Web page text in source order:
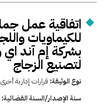
اتفاقية عمل
للكيماويات
بشركة إم آند
لتصنيع الزجاج
نوع الوثيقة: قرارات إدارية أخرى
سنة الإصدار/السنة القضائية: